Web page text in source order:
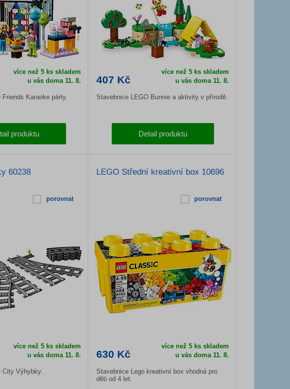
více než 5 ks skladem
u vás doma 11. 8.
Karaoke párty.
produktu
407 Kč
více než 5 ks skladem
u vás doma 11. 8.
Stavebnice LEGO Bunnie a aktivity v přírodě.
Detail produktu
60238
porovnat
více než 5 ks skladem
u vás doma 11. 8.
City Výhybky.
LEGO Střední kreativní box 10696
porovnat
630 Kč
více než 5 ks skladem
u vás doma 11. 8.
Stavebnice Lego kreativní box vhodná pro
děti od 4 let.